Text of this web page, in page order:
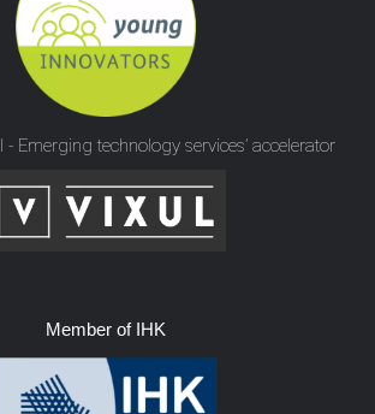
Emerging technology services’ accelerator
Member of IHK